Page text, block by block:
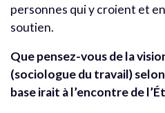
personnes qui y croient et
soutien.
Que pensez-vous de la
(sociologue du travail)
base irait à l’encontre de